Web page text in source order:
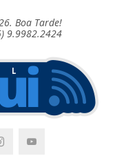
Boa Tarde!
9.9982.2424